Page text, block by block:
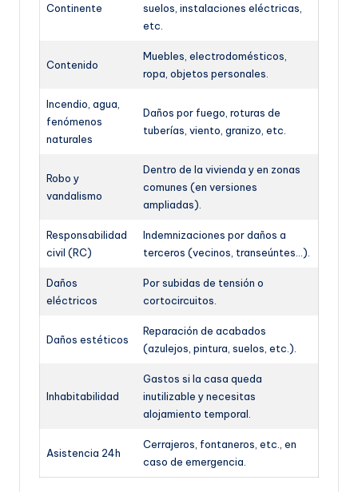
Continente
suelos, instalaciones eléctricas,
etc.
Contenido
Muebles, electrodomésticos,
ropa, objetos personales.
Incendio, agua,
fenómenos
naturales
Daños por fuego, roturas de
tuberías, viento, granizo, etc.
Robo y
vandalismo
Dentro de la vivienda y en zonas
comunes (en versiones
ampliadas).
Responsabilidad
civil (RC)
Indemnizaciones por daños a
terceros (vecinos, transeúntes…).
Daños
eléctricos
Por subidas de tensión o
cortocircuitos.
Daños estéticos
Reparación de acabados
(azulejos, pintura, suelos, etc.).
Inhabitabilidad
Gastos si la casa queda
inutilizable y necesitas
alojamiento temporal.
Asistencia 24h
Cerrajeros, fontaneros, etc., en
caso de emergencia.